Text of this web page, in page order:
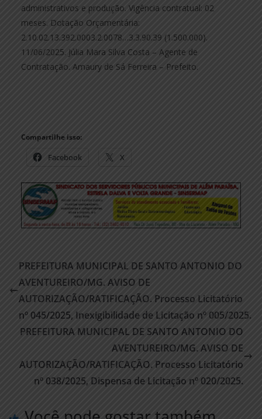
administrativos e produção. Vigência contratual: 02
meses. Dotação Orçamentária:
2.10.02.13.392.0003.2.0078…3.3.90.39 (1.500.000).
11/06/2025. Júlia Mara Silva Costa – Agente de
Contratação. Amaury de Sá Ferreira – Prefeito.
Compartilhe isso:
Facebook X
PREFEITURA MUNICIPAL DE SANTO ANTONIO DO
AVENTUREIRO/MG. AVISO DE
AUTORIZAÇÃO/RATIFICAÇÃO. Processo Licitatório
nº 045/2025, Inexigibilidade de Licitação nº 005/2025.
PREFEITURA MUNICIPAL DE SANTO ANTONIO DO
AVENTUREIRO/MG. AVISO DE
AUTORIZAÇÃO/RATIFICAÇÃO. Processo Licitatório
nº 038/2025, Dispensa de Licitação nº 020/2025.